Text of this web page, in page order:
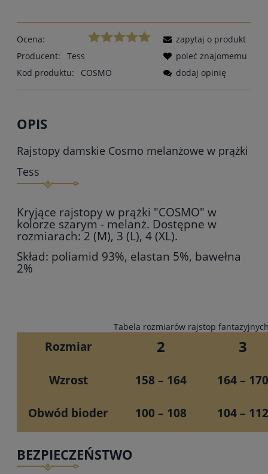
Ocena:
Producent:
Tess
Kod produktu:
COSMO
zapytaj o produkt
poleć znajomemu
dodaj opinię
OPIS
Rajstopy damskie Cosmo melanżowe w prążki
Tess
Kryjące rajstopy w prążki "COSMO" w
kolorze szarym - melanż. Dostępne w
rozmiarach: 2 (M), 3 (L), 4 (XL).
Skład: poliamid 93%, elastan 5%, bawełna
2%
Tabela rozmiarów rajstop
Rozmiar 2 3
Wzrost 158 – 164 164 – 170
Obwód bioder 100 – 108 104 – 112
BEZPIECZEŃSTWO